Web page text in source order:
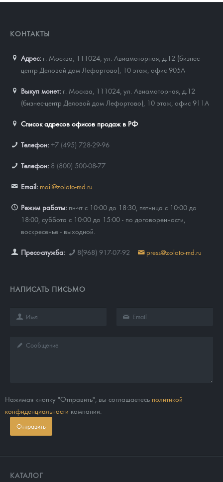
КОНТАКТЫ
Адрес: г. Москва, 111024 ул. Авиамоторная, д.12 (бизнес-
центр Деловой дом Лефортово), 10 этаж, офис 905А
Выкуп монет: г. Москва, 111024, ул. Авиамоторная, д.12
(бизнес-центр Деловой дом Лефортово), 10 этаж, офис 911А
Список адресов офисов продаж в РФ
Телефон: +7 (495) 728-29-96
Телефон: 8 (800) 500-08-77
Email: mail@zoloto-md.ru
Режим работы: пн-чт с 10:00 до 18:30, пятница с 10:00 до
18:00, суббота с 10:00 до 15:00 - по договоренности,
воскресенье - выходной.
Пресс-служба: 8(968) 917-07-92 press@zoloto-md.ru
НАПИСАТЬ ПИСЬМО
Нажимая кнопку "Отправить", вы соглашаетесь политикой
конфиденциальности компании.
Отправить
КАТАЛОГ